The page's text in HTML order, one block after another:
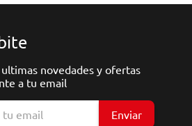
ultimas novedades y ofertas
a tu email
Enviar